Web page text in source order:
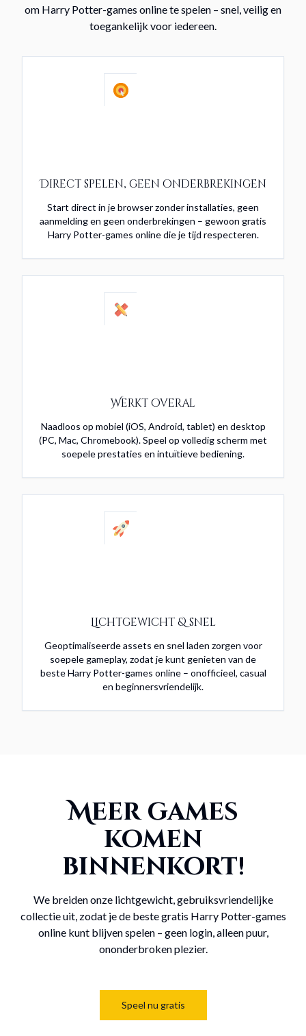
om Harry Potter-games online te spelen – snel, veilig en
toegankelijk voor iedereen.
Direct spelen, geen onderbrekingen
Start direct in je browser zonder installaties, geen
aanmelding en geen onderbrekingen – gewoon gratis
Harry Potter-games online die je tijd respecteren.
Werkt overal
Naadloos op mobiel (iOS, Android, tablet) en desktop
(PC, Mac, Chromebook). Speel op volledig scherm met
soepele prestaties en intuïtieve bediening.
Lichtgewicht & snel
Geoptimaliseerde assets en snel laden zorgen voor
soepele gameplay, zodat je kunt genieten van de
beste Harry Potter-games online – onofficieel, casual
en beginnersvriendelijk.
Meer games
komen
binnenkort!
We breiden onze lichtgewicht, gebruiksvriendelijke
collectie uit, zodat je de beste gratis Harry Potter-games
online kunt blijven spelen – geen login, alleen puur,
ononderbroken plezier.
Speel nu gratis